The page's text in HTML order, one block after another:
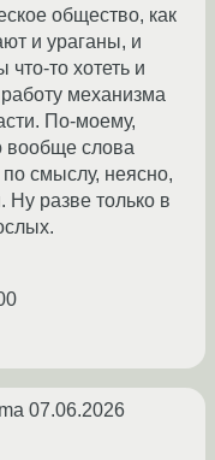
общество, как
и ураганы, и
что-то хотеть и
механизма
По-моему,
вообще слова
смыслу, неясно,
Ну разве только в
07.06.2026